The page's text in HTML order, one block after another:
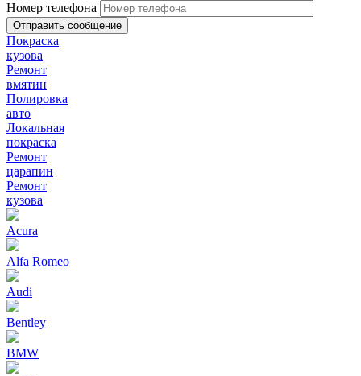
Номер телефона
Покраска
кузова
Ремонт
вмятин
Полировка
авто
Локальная
покраска
Ремонт
царапин
Ремонт
кузова
Acura
Alfa Romeo
Audi
Bentley
BMW